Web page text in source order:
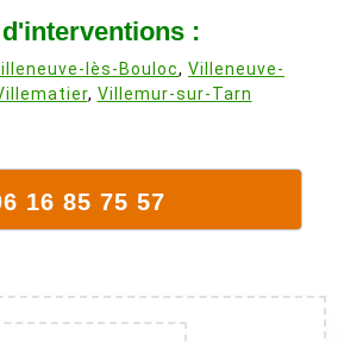
:
lès-Bouloc, Villeneuve-
, Villemur-sur-Tarn
16 85 75 57